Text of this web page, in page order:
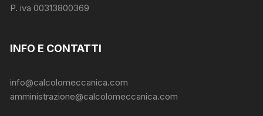
P. iva 00313800369
INFO E CONTATTI
info@calcolomeccanica.com
amministrazione@calcolomeccanica.com